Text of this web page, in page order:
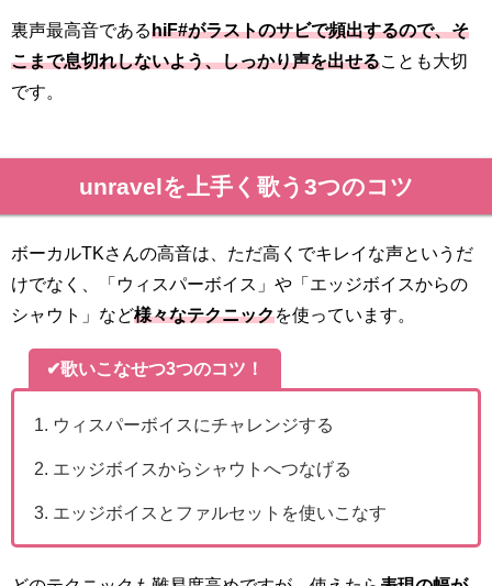
裏声最高音であるhiF#がラストのサビで頻出するので、そ
こまで息切れしないよう、しっかり声を出せる ことも大切
です。
unravelを上手く歌う3つのコツ
ボーカルTKさんの高音は、ただ高くでキレイな声というだ
けでなく、「ウィスパーボイス」や「エッジボイスからの
シャウト」など様々なテクニックを使っています。
✔歌いこなせつ3つのコツ！
ウィスパーボイスにチャレンジする
エッジボイスからシャウトへつなげる
エッジボイスとファルセットを使いこなす